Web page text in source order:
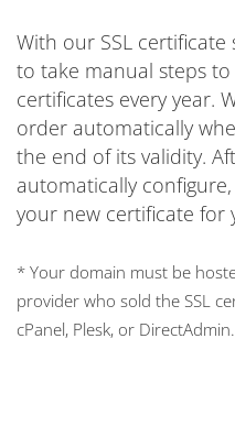
With our SSL
to take manual steps
certificates every year.
order automatically
the end of its validity.
automatically
your new certificate for
* Your domain must be
provider who sold the SSL
cPanel, Plesk, or DirectAdmin.